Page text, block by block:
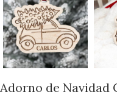
Adorno de Navidad